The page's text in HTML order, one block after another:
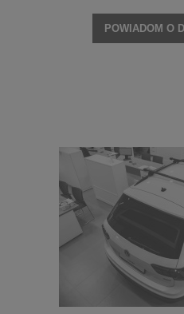
POWIADOM O